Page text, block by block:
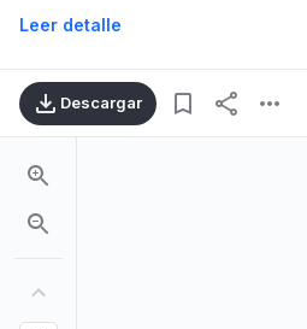
Leer detalle
Descargar